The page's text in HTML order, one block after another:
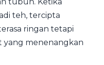
teh, tercipta
ringan tetapi
yang menenangkan